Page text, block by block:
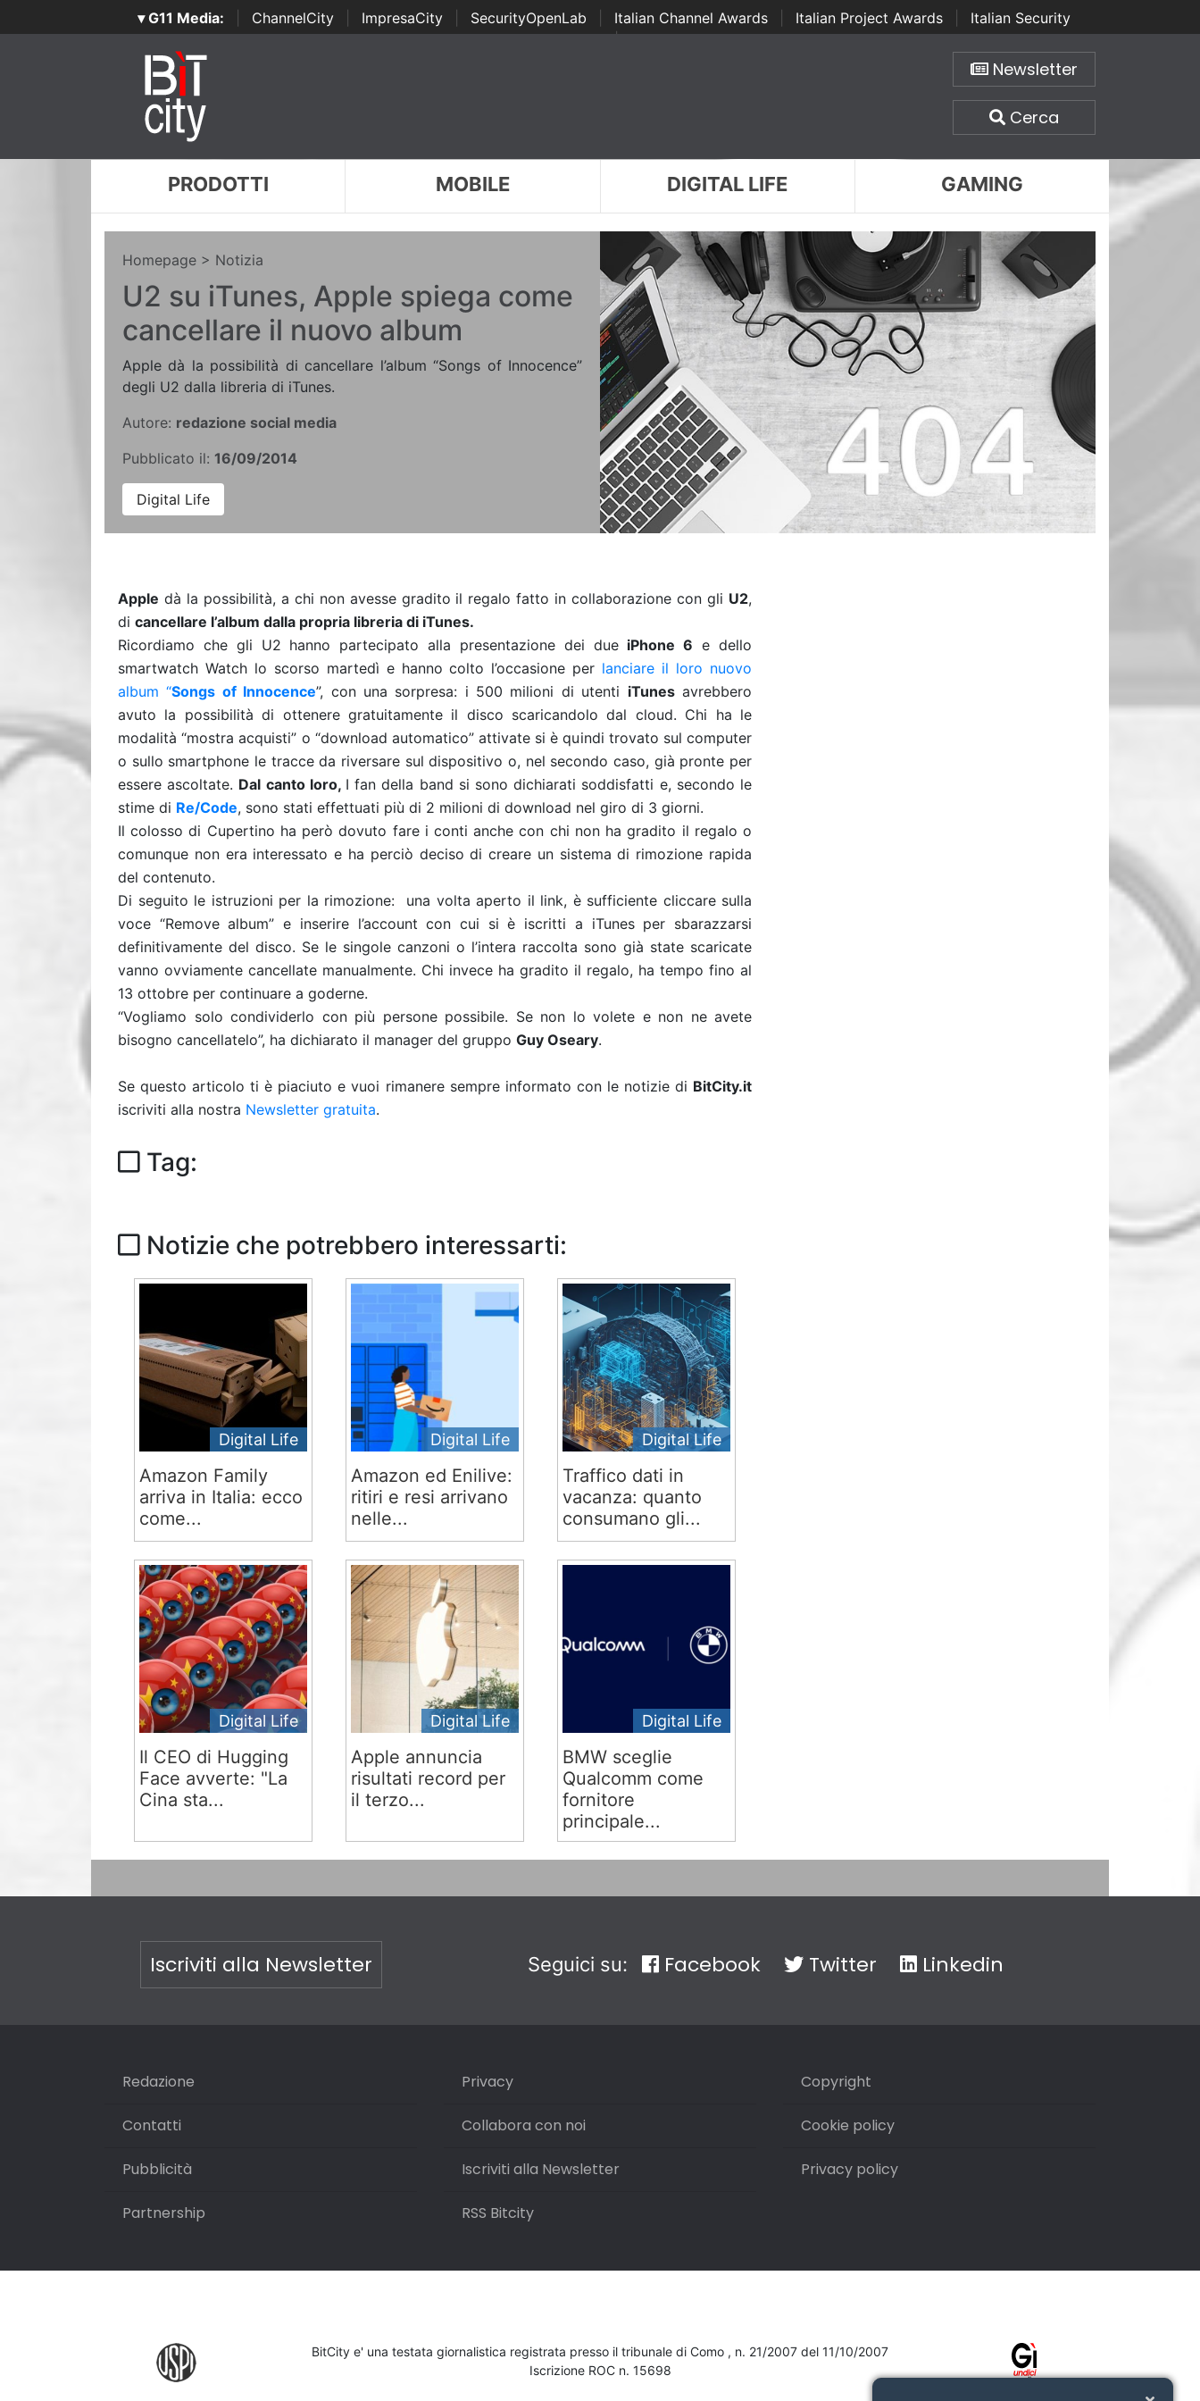
▾ G11 Media: ChannelCity ImpresaCity SecurityOpenLab Italian Channel Awards Italian Project Awards
Italian Security
Awards | ...
Newsletter
Cerca
PRODOTTI MOBILE DIGITAL LIFE GAMING
Homepage > Notizia
U2 su iTunes, Apple spiega come
cancellare il nuovo album
Apple dà la possibilità di cancellare l’album “Songs of Innocence”
degli U2 dalla libreria di iTunes.
Autore: redazione social media
Pubblicato il: 16/09/2014
Digital Life
Apple dà la possibilità, a chi non avesse gradito il regalo fatto in collaborazione con gli U2,
di cancellare l’album dalla propria libreria di iTunes.
Ricordiamo che gli U2 hanno partecipato alla presentazione dei due iPhone 6 e dello
smartwatch Watch lo scorso martedì e hanno colto l’occasione per lanciare il loro nuovo
album “Songs of Innocence”, con una sorpresa: i 500 milioni di utenti iTunesavrebbero
avuto la possibilità di ottenere gratuitamente il disco scaricandolo dal cloud. Chi ha le
modalità “mostra acquisti” o “download automatico” attivate si è quindi trovato sul computer
o sullo smartphone le tracce da riversare sul dispositivo o, nel secondo caso, già pronte per
essere ascoltate. Dal canto loro, I fan della band si sono dichiarati soddisfatti e, secondo le
stime di Re/Code, sono stati effettuati più di 2 milioni di download nel giro di 3 giorni.
Il colosso di Cupertino ha però dovuto fare i conti anche con chi non ha gradito il regalo o
comunque non era interessato e ha perciò deciso di creare un sistema di rimozione rapida
del contenuto.
Di seguito le istruzioni per la rimozione: una volta aperto il link, è sufficiente cliccare sulla
voce “Remove album” e inserire l’account con cui si è iscritti a iTunes per sbarazzarsi
definitivamente del disco. Se le singole canzoni o l’intera raccolta sono già state scaricate
vanno ovviamente cancellate manualmente. Chi invece ha gradito il regalo, ha tempo fino al
13 ottobre per continuare a goderne.
“Vogliamo solo condividerlo con più persone possibile. Se non lo volete e non ne avete
bisogno cancellatelo”, ha dichiarato il manager del gruppo Guy Oseary.
Se questo articolo ti è piaciuto e vuoi rimanere sempre informato con le notizie di BitCity.it
iscriviti alla nostra Newsletter gratuita.
Tag:
Notizie che potrebbero interessarti:
Digital Life
Amazon Family
arriva in Italia: ecco
come...
Digital Life
Amazon ed Enilive:
ritiri e resi arrivano
nelle...
Digital Life
Traffico dati in
vacanza: quanto
consumano gli...
Digital Life
Il CEO di Hugging
Face avverte: "La
Cina sta...
Digital Life
Apple annuncia
risultati record per
il terzo...
Digital Life
BMW sceglie
Qualcomm come
fornitore
principale...
Iscriviti alla Newsletter Seguici su: Facebook Twitter Linkedin
Redazione
Contatti
Pubblicità
Partnership
Privacy
Collabora con noi
Iscriviti alla Newsletter
RSS Bitcity
Copyright
Cookie policy
Privacy policy
BitCity e' una testata giornalistica registrata presso il tribunale di Como , n. 21/2007 del 11/10/2007
Iscrizione ROC n. 15698